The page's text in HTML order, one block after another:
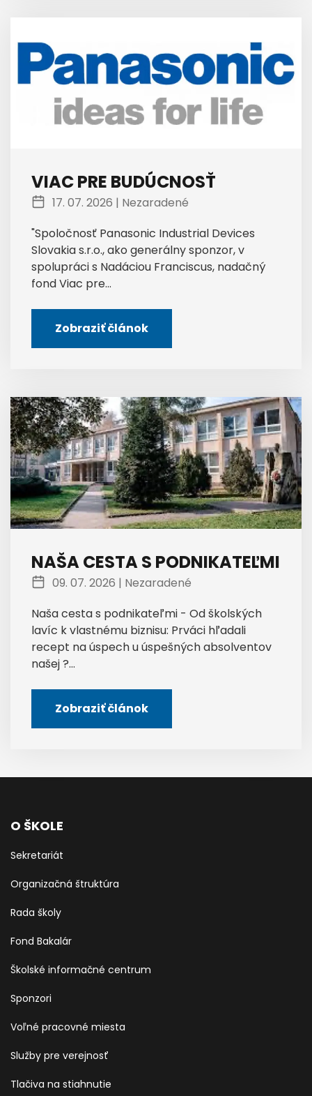
VIAC PRE BUDÚCNOSŤ
17. 07. 2026 | Nezaradené
"Spoločnosť Panasonic Industrial Devices
Slovakia s.r.o., ako generálny sponzor, v
spolupráci s Nadáciou Franciscus, nadačný
fond Viac pre...
Zobraziť článok
NAŠA CESTA S PODNIKATEĽMI
09. 07. 2026 | Nezaradené
Naša cesta s podnikateľmi - Od školských
lavíc k vlastnému biznisu: Prváci hľadali
recept na úspech u úspešných absolventov
našej ?...
Zobraziť článok
O ŠKOLE
Sekretariát
Organizačná štruktúra
Rada školy
Fond Bakalár
Školské informačné centrum
Sponzori
Voľné pracovné miesta
Služby pre verejnosť
Tlačiva na stiahnutie